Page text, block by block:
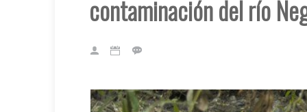
contaminación del río